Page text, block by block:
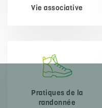
Vie associative
Pratiques de la
randonnée